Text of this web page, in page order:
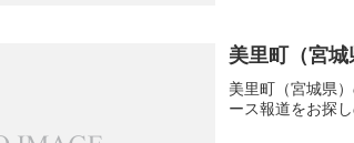
美里町（宮
美里町（宮城県
ース報道をお探